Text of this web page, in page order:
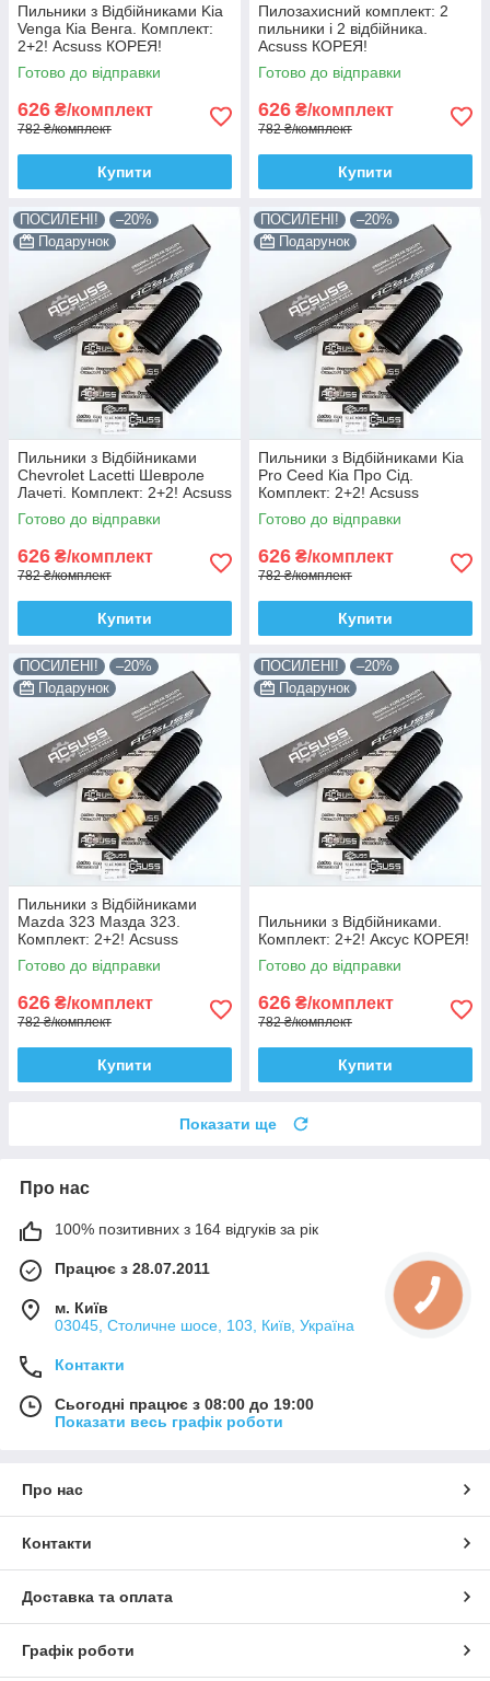
Пильники з Відбійниками Kia
Venga Кіа Венга. Комплект:
2+2! Acsuss КОРЕЯ!
Готово до відправки
626 ₴/комплект
782 ₴/комплект
Купити
Пилозахисний комплект: 2
пильники і 2 відбійника.
Acsuss КОРЕЯ!
Готово до відправки
626 ₴/комплект
782 ₴/комплект
Купити
ПОСИЛЕНІ!
–20%
Подарунок
Пильники з Відбійниками
Chevrolet Lacetti Шевроле
Лачеті. Комплект: 2+2! Acsuss
КОРЕЯ!
Готово до відправки
626 ₴/комплект
782 ₴/комплект
Купити
ПОСИЛЕНІ!
–20%
Подарунок
Пильники з Відбійниками Kia
Pro Ceed Кіа Про Сід.
Комплект: 2+2! Acsuss
КОРЕЯ!
Готово до відправки
626 ₴/комплект
782 ₴/комплект
Купити
ПОСИЛЕНІ!
–20%
Подарунок
Пильники з Відбійниками
Mazda 323 Мазда 323.
Комплект: 2+2! Acsuss
КОРЕЯ!
Готово до відправки
626 ₴/комплект
782 ₴/комплект
Купити
ПОСИЛЕНІ!
–20%
Подарунок
Пильники з Відбійниками.
Комплект: 2+2! Аксус КОРЕЯ!
Готово до відправки
626 ₴/комплект
782 ₴/комплект
Купити
Показати ще
Про нас
100% позитивних з 164 відгуків за рік
Працює з 28.07.2011
м. Київ
03045, Столичне шосе, 103, Київ, Україна
Контакти
Сьогодні працює з 08:00 до 19:00
Показати весь графік роботи
Про нас
Контакти
Доставка та оплата
Графік роботи